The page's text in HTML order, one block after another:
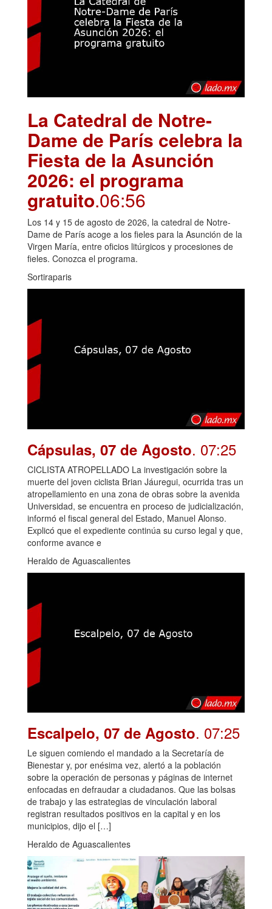
La Catedral de Notre-
Dame de París celebra la
Fiesta de la Asunción
2026: el programa
gratuito.06:56
Los 14 y 15 de agosto de 2026, la catedral de Notre-
Dame de París acoge a los fieles para la Asunción de la
Virgen María, entre oficios litúrgicos y procesiones de
fieles. Conozca el programa.
Sortiraparis
Cápsulas, 07 de Agosto. 07:25
CICLISTA ATROPELLADO La investigación sobre la
muerte del joven ciclista Brian Jáuregui, ocurrida tras un
atropellamiento en una zona de obras sobre la avenida
Universidad, se encuentra en proceso de judicialización,
informó el fiscal general del Estado, Manuel Alonso.
Explicó que el expediente continúa su curso legal y que,
conforme avance e
Heraldo de Aguascalientes
Escalpelo, 07 de Agosto. 07:25
Le siguen comiendo el mandado a la Secretaría de
Bienestar y, por enésima vez, alertó a la población
sobre la operación de personas y páginas de internet
enfocadas en defraudar a ciudadanos. Que las bolsas
de trabajo y las estrategias de vinculación laboral
registran resultados positivos en la capital y en los
municipios, dijo el […]
Heraldo de Aguascalientes